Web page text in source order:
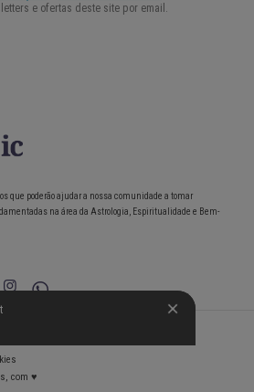
que poderão ajudar a nossa comunidade a tomar
na área da Astrologia, Espiritualidade e Bem-
com ♥